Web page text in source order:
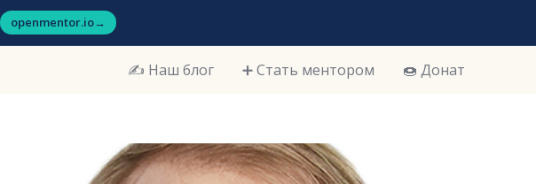
openmentor.io→
✍️ Наш блог ➕ Стать ментором 🍩 Донат